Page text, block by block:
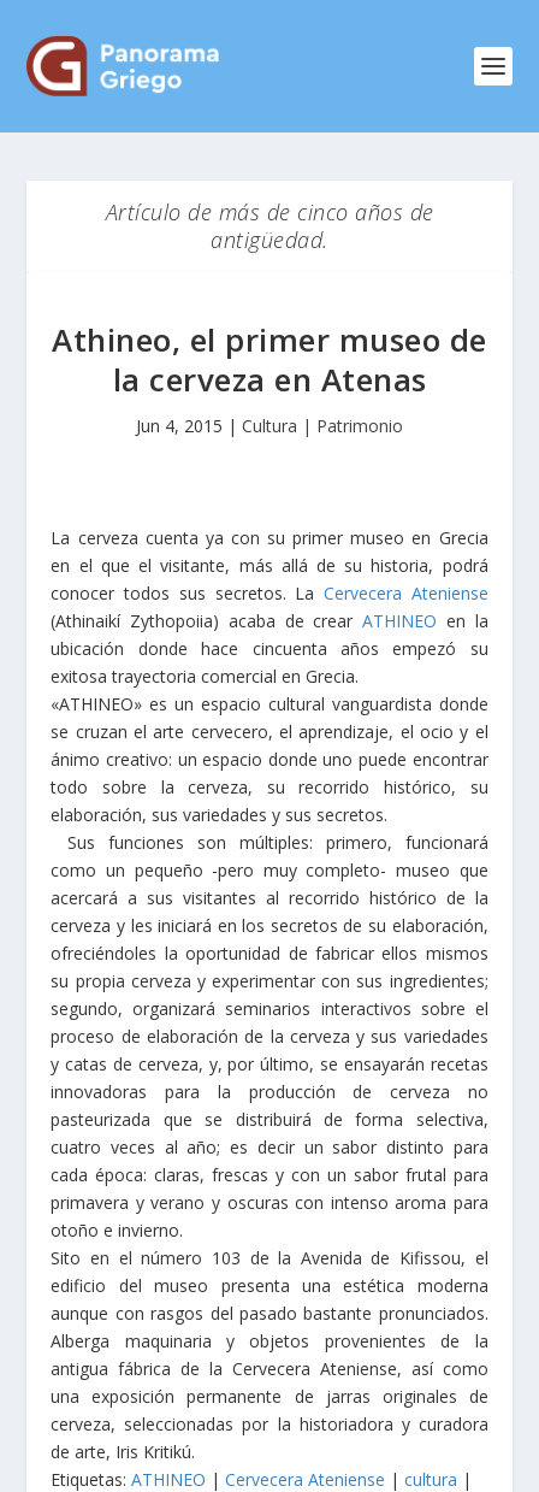
Artículo de más de cinco años de
antigüedad.
Athineo, el primer museo de
la cerveza en Atenas
Jun 4, 2015 | Cultura | Patrimonio
La cerveza cuenta ya con su primer museo en Grecia
en el que el visitante, más allá de su historia, podrá
conocer todos sus secretos. La Cervecera Ateniense
(Athinaikí Zythopoiia) acaba de crearATHINEO en la
ubicación donde hace cincuenta años empezó su
exitosa trayectoria comercial en Grecia.
«ATHINEO» es un espacio cultural vanguardista donde
se cruzan el arte cervecero, el aprendizaje, el ocio y el
ánimo creativo: un espacio donde uno puede encontrar
todo sobre la cerveza, su recorrido histórico, su
elaboración, sus variedades y sus secretos.
Sus funciones son múltiples: primero, funcionará
como un pequeño -pero muy completo- museo que
acercará a sus visitantes al recorrido histórico de la
cerveza y les iniciará en los secretos de su elaboración,
ofreciéndoles la oportunidad de fabricar ellos mismos
su propia cerveza y experimentar con sus ingredientes;
segundo, organizará seminarios interactivos sobre el
proceso de elaboración de la cerveza y sus variedades
y catas de cerveza, y, por último, se ensayarán recetas
innovadoras para la producción de cerveza no
pasteurizada que se distribuirá de forma selectiva,
cuatro veces al año; es decir un sabor distinto para
cada época: claras, frescas y con un sabor frutal para
primavera y verano y oscuras con intenso aroma para
otoño e invierno.
Sito en el número 103 de la Avenida de Kifissou, el
edificio del museo presenta una estética moderna
aunque con rasgos del pasado bastante pronunciados.
Alberga maquinaria y objetos provenientes de la
antigua fábrica de la Cervecera Ateniense, así como
una exposición permanente de jarras originales de
cerveza, seleccionadas por la historiadora y curadora
de arte, Iris Kritikú.
Etiquetas:ATHINEO |Cervecera Ateniense |cultura |